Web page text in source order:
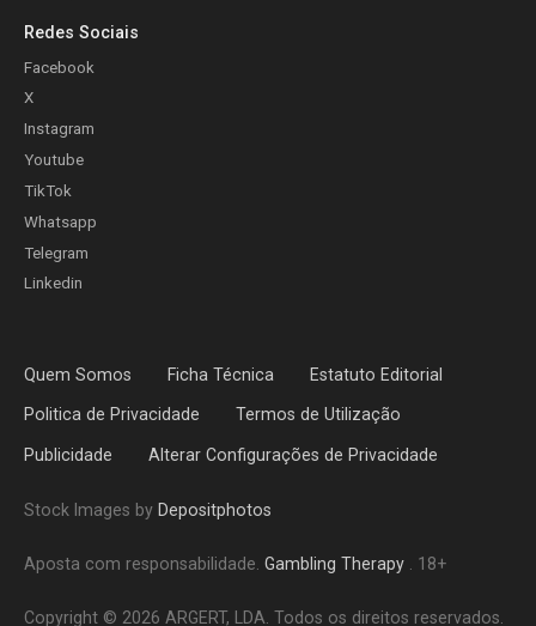
Redes Sociais
Facebook
X
Instagram
Youtube
TikTok
Whatsapp
Telegram
Linkedin
Quem Somos Ficha Técnica Estatuto Editorial
Politica de Privacidade Termos de Utilização
Publicidade Alterar Configurações de Privacidade
Stock Images by Depositphotos
Aposta com responsabilidade. Gambling Therapy. 18+
Copyright © 2026 ARGERT, LDA. Todos os direitos reservados.